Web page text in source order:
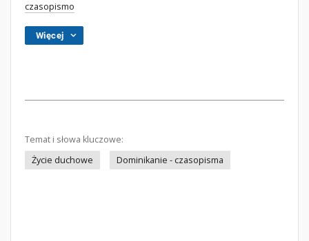
czasopismo
Więcej
Temat i słowa kluczowe:
Życie duchowe
Dominikanie - czasopisma